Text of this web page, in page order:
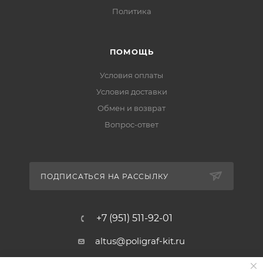
Политика
ПОМОЩЬ
Условия оплаты
Условия доставки
Обмен и возврат
Вопрос-ответ
ПОДПИСАТЬСЯ НА РАССЫЛКУ
+7 (951) 511-92-01
altus@poligraf-kit.ru